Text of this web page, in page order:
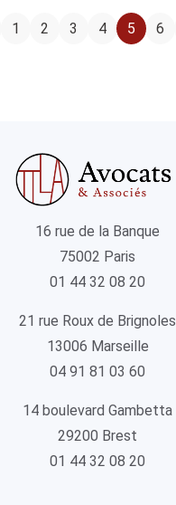
1 2 3 4 5 6
16 rue de la Banque
75002 Paris
01 44 32 08 20
21 rue Roux de Brignoles
13006 Marseille
04 91 81 03 60
14 boulevard Gambetta
29200 Brest
01 44 32 08 20